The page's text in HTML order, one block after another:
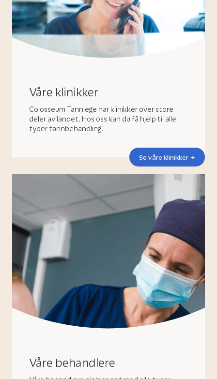
Våre klinikker
Colosseum Tannlege har klinikker over store
deler av landet. Hos oss kan du få hjelp til alle
typer tannbehandling.
Se våre klinikker
Våre behandlere